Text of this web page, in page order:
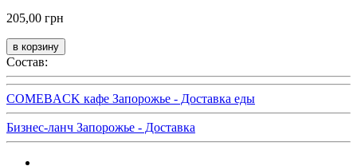
205,00 грн
Состав:
COMEBACK кафе Запорожье - Доставка еды
Бизнес-ланч Запорожье - Доставка